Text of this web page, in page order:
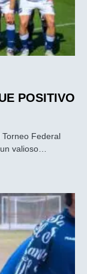
POSITIVO
Federal
valioso…